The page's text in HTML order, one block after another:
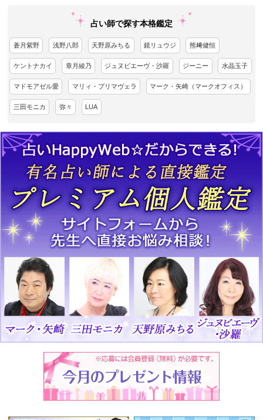
占い師で探す本格鑑定
蒼月紫野 浅野八郎 天野原みちる 鏡リュウジ 熊﨑健恒
ケントナカイ 章月綾乃 ジュヌビエーヴ・沙羅 ジーニー 水晶玉子
マドモアゼル愛 マリィ・プリマヴェラ マーク・矢崎（マークオフィス）
三田モニカ 弥々 LUA